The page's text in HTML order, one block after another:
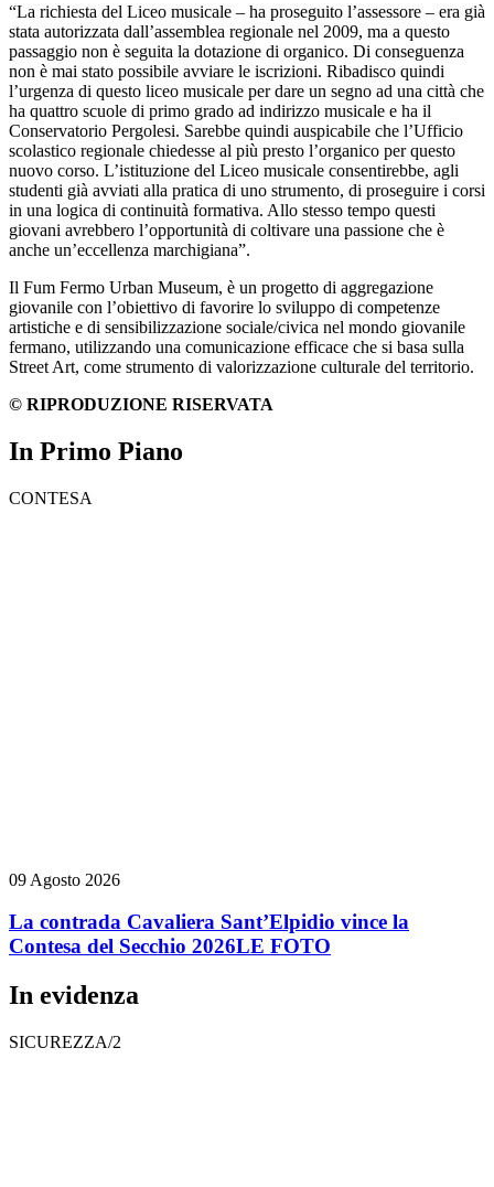
“La richiesta del Liceo musicale – ha proseguito l’assessore – era già
stata autorizzata dall’assemblea regionale nel 2009, ma a questo
passaggio non è seguita la dotazione di organico. Di conseguenza
non è mai stato possibile avviare le iscrizioni. Ribadisco quindi
l’urgenza di questo liceo musicale per dare un segno ad una città che
ha quattro scuole di primo grado ad indirizzo musicale e ha il
Conservatorio Pergolesi. Sarebbe quindi auspicabile che l’Ufficio
scolastico regionale chiedesse al più presto l’organico per questo
nuovo corso. L’istituzione del Liceo musicale consentirebbe, agli
studenti già avviati alla pratica di uno strumento, di proseguire i corsi
in una logica di continuità formativa. Allo stesso tempo questi
giovani avrebbero l’opportunità di coltivare una passione che è
anche un’eccellenza marchigiana”.
Il Fum Fermo Urban Museum, è un progetto di aggregazione
giovanile con l’obiettivo di favorire lo sviluppo di competenze
artistiche e di sensibilizzazione sociale/civica nel mondo giovanile
fermano, utilizzando una comunicazione efficace che si basa sulla
Street Art, come strumento di valorizzazione culturale del territorio.
© RIPRODUZIONE RISERVATA
In Primo Piano
CONTESA
09 Agosto 2026
La contrada Cavaliera Sant’Elpidio vince la
Contesa del Secchio 2026LE FOTO
In evidenza
SICUREZZA/2